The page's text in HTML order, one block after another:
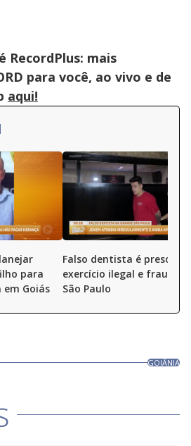
RecordPlus: mais
para você, ao vivo e de
aqui!
para
Goiás
Falso dentista é preso por
exercício ilegal e fraude
São Paulo
GOIÂNIA